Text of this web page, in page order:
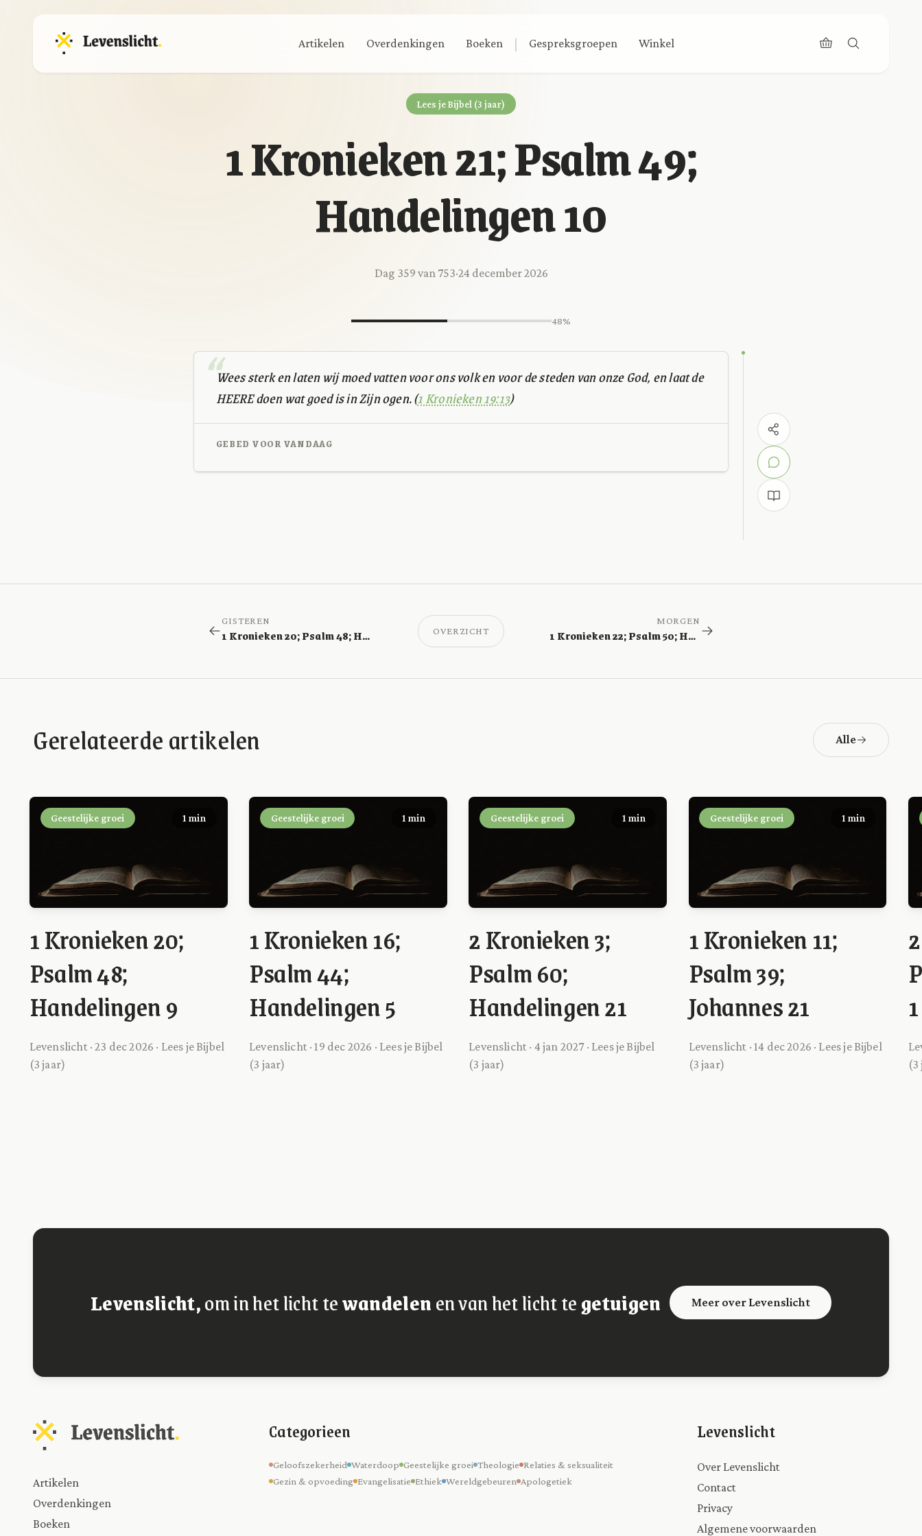
Artikelen Overdenkingen Boeken | Gespreksgroepen Winkel
Lees je Bijbel (3 jaar)
1 Kronieken 21; Psalm 49;
Handelingen 10
Dag 359 van 753·24 december 2026
48%
Wees sterk en laten wij moed vatten voor ons volk en voor de steden van onze God, en laat de
HEERE doen wat goed is in Zijn ogen. (1 Kronieken 19:13)
GEBED VOOR VANDAAG
GISTEREN
1 Kronieken 20; Psalm 48; Handelingen 9 OVERZICHT
MORGEN
1 Kronieken 22; Psalm 50; Handelingen 11
Gerelateerde artikelen Alle
Geestelijke groei 1 min
1 Kronieken 20;
Psalm 48;
Handelingen 9
Levenslicht · 23 dec 2026 · Lees je Bijbel
(3 jaar)
Geestelijke groei 1 min
1 Kronieken 16;
Psalm 44;
Handelingen 5
Levenslicht · 19 dec 2026 · Lees je Bijbel
(3 jaar)
Geestelijke groei 1 min
2 Kronieken 3;
Psalm 60;
Handelingen 21
Levenslicht · 4 jan 2027 · Lees je Bijbel
(3 jaar)
Geestelijke groei 1 min
1 Kronieken 11;
Psalm 39;
Johannes 21
Levenslicht · 14 dec 2026 · Lees je Bijbel
(3 jaar)
(3
Levenslicht,om in het licht tewandelenen van het licht tegetuigen Meer over Levenslicht
Artikelen
Overdenkingen
Boeken
Categorieen
Geloofszekerheid Waterdoop Geestelijke groei Theologie Relaties & seksualiteit
Gezin & opvoeding Evangelisatie Ethiek Wereldgebeuren Apologetiek
Levenslicht
Over Levenslicht
Contact
Privacy
Algemene voorwaarden